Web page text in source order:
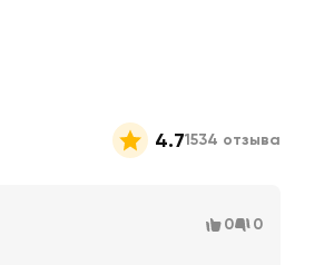
4.71534 отзыва
0 0